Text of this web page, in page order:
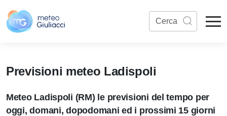
Previsioni meteo Ladispoli
Meteo Ladispoli (RM) le previsioni del tempo per
oggi, domani, dopodomani ed i prossimi 15 giorni